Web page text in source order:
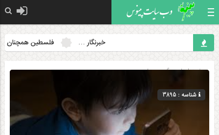
خبرنگار … فلسطین همچنان
صفحه اصلی» گروه »علمی
شناسه : 3895